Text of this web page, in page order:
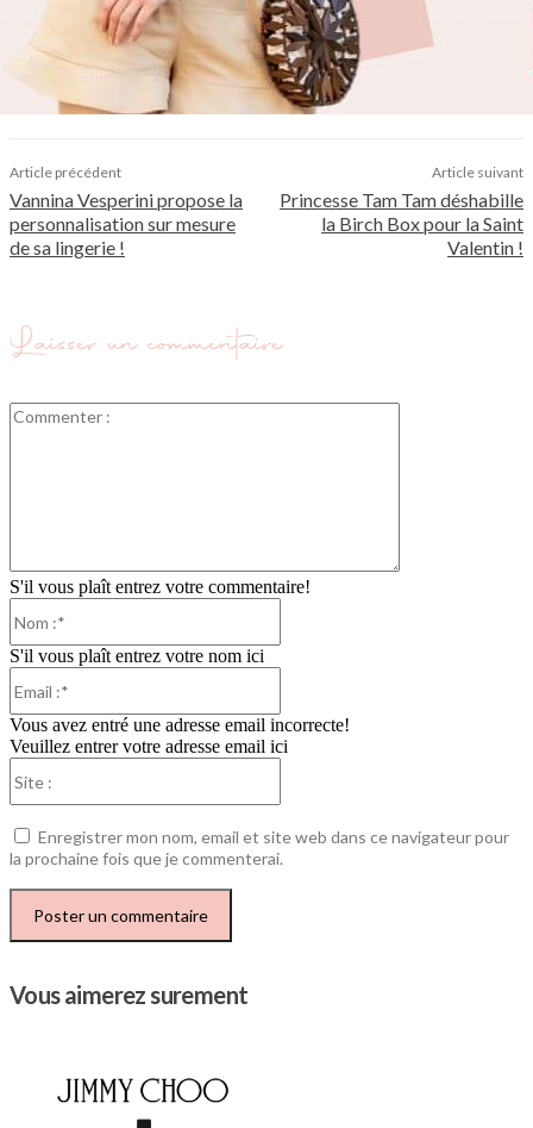
Article précédent
Vannina Vesperini propose la
personnalisation sur mesure
de sa lingerie !
Article suivant
Princesse Tam Tam déshabille
la Birch Box pour la Saint
Valentin !
Laisser un commentaire
S'il vous plaît entrez votre commentaire!
S'il vous plaît entrez votre nom ici
Vous avez entré une adresse email incorrecte!
Veuillez entrer votre adresse email ici
Enregistrer mon nom, email et site web dans ce navigateur pour
la prochaine fois que je commenterai.
Vous aimerez surement